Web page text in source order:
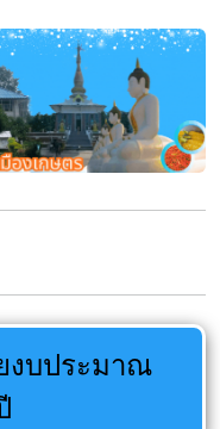
งบประมาณ